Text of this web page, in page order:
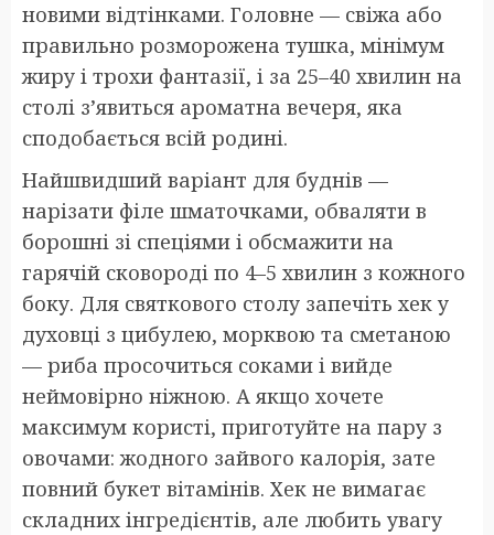
новими відтінками. Головне — свіжа або
правильно розморожена тушка, мінімум
жиру і трохи фантазії, і за 25–40 хвилин на
столі з’явиться ароматна вечеря, яка
сподобається всій родині.
Найшвидший варіант для буднів —
нарізати філе шматочками, обваляти в
борошні зі спеціями і обсмажити на
гарячій сковороді по 4–5 хвилин з кожного
боку. Для святкового столу запечіть хек у
духовці з цибулею, морквою та сметаною
— риба просочиться соками і вийде
неймовірно ніжною. А якщо хочете
максимум користі, приготуйте на пару з
овочами: жодного зайвого калорія, зате
повний букет вітамінів. Хек не вимагає
складних інгредієнтів, але любить увагу